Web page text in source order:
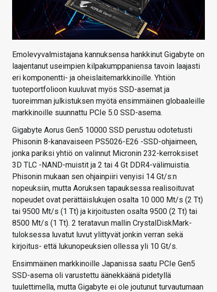
Emolevyvalmistajana kannuksensa hankkinut Gigabyte on
laajentanut useimpien kilpakumppaniensa tavoin laajasti
eri komponentti- ja oheislaitemarkkinoille. Yhtiön
tuoteportfolioon kuuluvat myös SSD-asemat ja
tuoreimman julkistuksen myötä ensimmäinen globaaleille
markkinoille suunnattu PCIe 5.0 SSD-asema.
Gigabyte Aorus Gen5 10000 SSD perustuu odotetusti
Phisonin 8-kanavaiseen PS5026-E26 -SSD-ohjaimeen,
jonka pariksi yhtiö on valinnut Micronin 232-kerroksiset
3D TLC -NAND-muistit ja 2 tai 4 Gt DDR4-välimuistia.
Phisonin mukaan sen ohjainpiiri venyisi 14 Gt/s:n
nopeuksiin, mutta Aoruksen tapauksessa realisoituvat
nopeudet ovat perättäislukujen osalta 10 000 Mt/s (2 Tt)
tai 9500 Mt/s (1 Tt) ja kirjoitusten osalta 9500 (2 Tt) tai
8500 Mt/s (1 Tt). 2 teratavun mallin CrystalDiskMark-
tuloksessa luvatut luvut ylittyvät jonkin verran sekä
kirjoitus- että lukunopeuksien ollessa yli 10 Gt/s.
Ensimmäinen markkinoille Japanissa saatu PCIe Gen5
SSD-asema oli varustettu äänekkäänä pidetyllä
tuulettimella, mutta Gigabyte ei ole joutunut turvautumaan